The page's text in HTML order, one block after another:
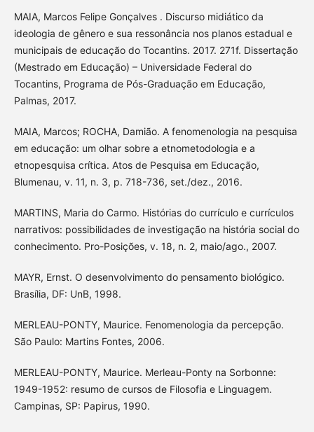
MAIA, Marcos Felipe Gonçalves . Discurso midiático da
ideologia de gênero e sua ressonância nos planos estadual e
municipais de educação do Tocantins. 2017. 271f. Dissertação
(Mestrado em Educação) – Universidade Federal do
Tocantins, Programa de Pós-Graduação em Educação,
Palmas, 2017.
MAIA, Marcos; ROCHA, Damião. A fenomenologia na pesquisa
em educação: um olhar sobre a etnometodologia e a
etnopesquisa crítica. Atos de Pesquisa em Educação,
Blumenau, v. 11, n. 3, p. 718-736, set./dez., 2016.
MARTINS, Maria do Carmo. Histórias do currículo e currículos
narrativos: possibilidades de investigação na história social do
conhecimento. Pro-Posições, v. 18, n. 2, maio/ago., 2007.
MAYR, Ernst. O desenvolvimento do pensamento biológico.
Brasília, DF: UnB, 1998.
MERLEAU-PONTY, Maurice. Fenomenologia da percepção.
São Paulo: Martins Fontes, 2006.
MERLEAU-PONTY, Maurice. Merleau-Ponty na Sorbonne:
1949-1952: resumo de cursos de Filosofia e Linguagem.
Campinas, SP: Papirus, 1990.